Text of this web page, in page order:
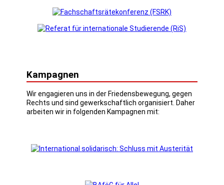
Kampagnen
Wir engagieren uns in der Friedensbewegung, gegen
Rechts und sind gewerkschaftlich organisiert. Daher
arbeiten wir in folgenden Kampagnen mit: